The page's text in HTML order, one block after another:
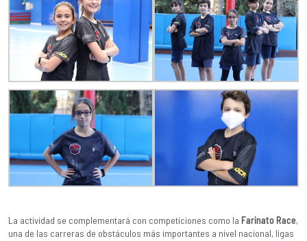
La actividad se complementará con competiciones como la Farinato Race,
una de las carreras de obstáculos más importantes a nivel nacional, ligas